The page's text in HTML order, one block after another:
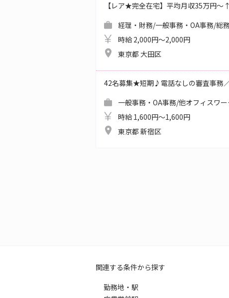
【レア★完全在宅】平均月収35万円
経理・財務/一般事務・OA事務/総
時給 2,000円～2,000円
東京都 大田区
42名募集★短期♪電話なしの審査事務
一般事務・OA事務/他オフィスワー
時給 1,600円～1,600円
東京都 新宿区
関連する条件から探す
勤務地・駅